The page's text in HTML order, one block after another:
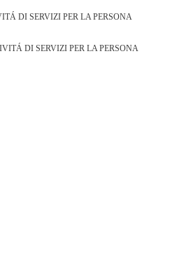
DI SERVIZI PER LA PERSONA
DI SERVIZI PER LA PERSONA